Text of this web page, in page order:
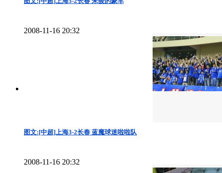
2008-11-16 20:32
图文:[中超]上海3-2长春 蓝魔球迷啦啦队
2008-11-16 20:32